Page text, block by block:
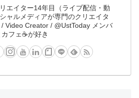
エイター14年目（ライブ配信・動
ャルメディアが専門のクリエイタ
Video Creator / @UstToday メンバ
フェ☕️が好き